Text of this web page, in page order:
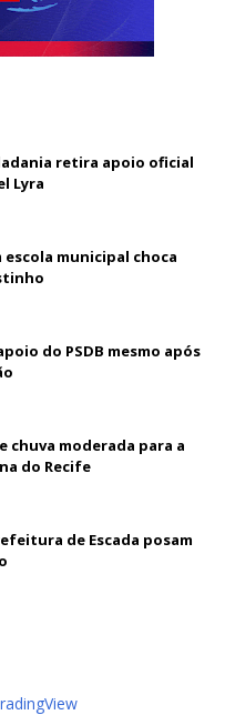
retira apoio oficial
Lyra
municipal choca
do PSDB mesmo após
chuva moderada para a
do Recife
de Escada posam